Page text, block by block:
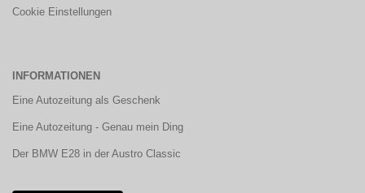
Cookie Einstellungen
INFORMATIONEN
Eine Autozeitung als Geschenk
Eine Autozeitung - Genau mein Ding
Der BMW E28 in der Austro Classic